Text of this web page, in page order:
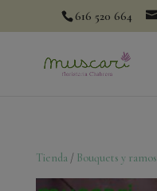
616 520 664
Tienda/ Bouquets y ramos